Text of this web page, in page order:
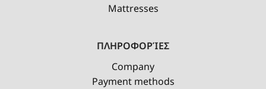
Mattresses
ΠΛΗΡΟΦΟΡΊΕΣ
Company
Payment methods